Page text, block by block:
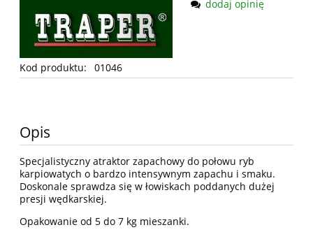
Kod produktu: 01046
dodaj opinię
Opis
Specjalistyczny atraktor zapachowy do połowu ryb
karpiowatych o bardzo intensywnym zapachu i smaku.
Doskonale sprawdza się w łowiskach poddanych dużej
presji wędkarskiej.
Opakowanie od 5 do 7 kg mieszanki.